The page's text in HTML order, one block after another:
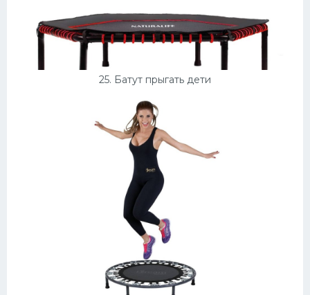
25. Батут прыгать дети